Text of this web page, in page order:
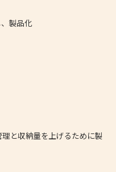
製品化
と収納量を上げるために製